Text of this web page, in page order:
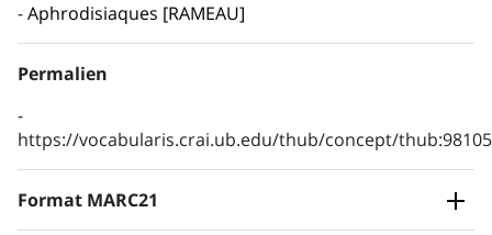
Aphrodisiaques [RAMEAU]
Permalien
https://vocabularis.crai.ub.edu/thub/concept/
Format MARC21